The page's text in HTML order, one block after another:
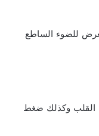
للضوء الساطع
القلب وكذلك ضغط